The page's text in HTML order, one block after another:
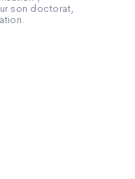
son doctorat,